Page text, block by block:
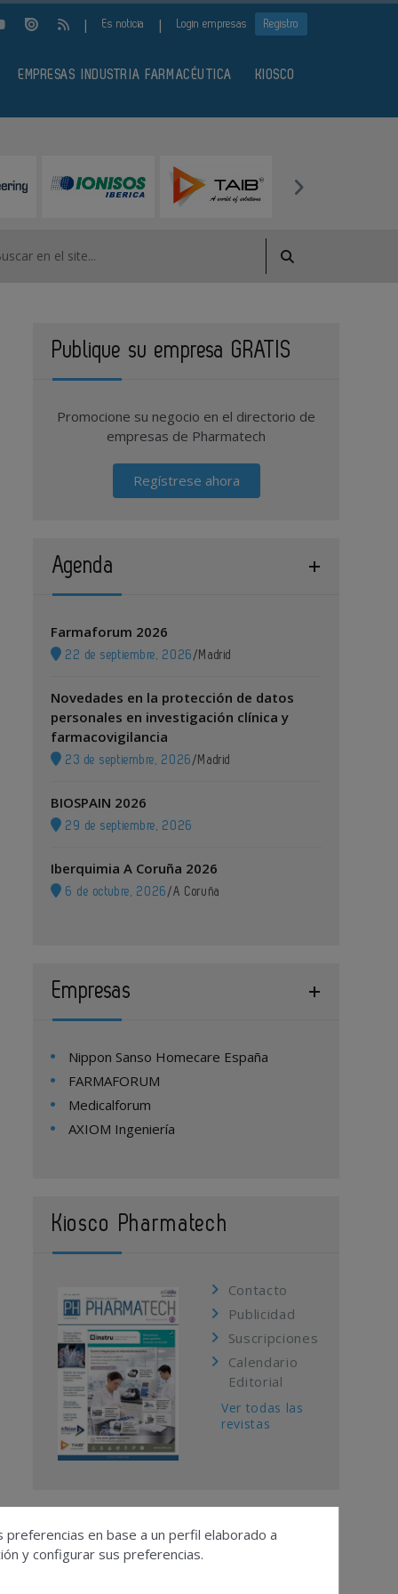
| Es noticia | Login empresas Registro
EMPRESAS INDUSTRIA FARMACÉUTICA KIOSCO
Publique su empresa GRATIS
Promocione su negocio en el directorio de
empresas de Pharmatech
Regístrese ahora
Agenda
Farmaforum 2026
22 de septiembre, 2026 / Madrid
Novedades en la protección de datos
personales en investigación clínica y
farmacovigilancia
23 de septiembre, 2026 / Madrid
BIOSPAIN 2026
29 de septiembre, 2026
Iberquimia A Coruña 2026
6 de octubre, 2026 /A Coruña
Empresas
Nippon Sanso Homecare España
FARMAFORUM
Medicalforum
AXIOM Ingeniería
Kiosco Pharmatech
Contacto
Publicidad
Suscripciones
Calendario
Editorial
Ver todas las
revistas
en base a un perfil elaborado a
y configurar sus preferencias.